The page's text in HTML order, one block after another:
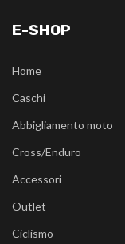
E-SHOP
Home
Caschi
Abbigliamento moto
Cross/Enduro
Accessori
Outlet
Ciclismo